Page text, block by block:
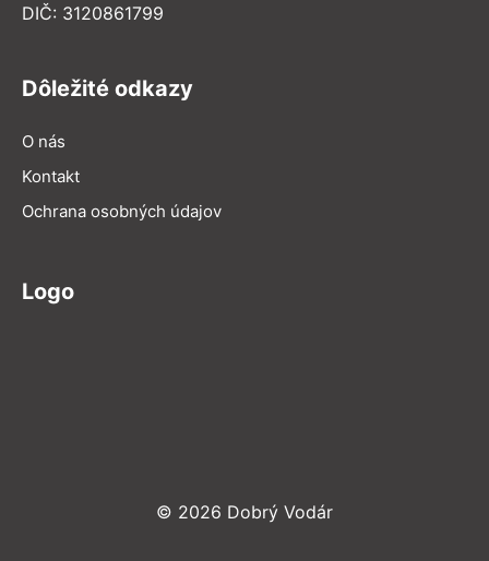
DIČ: 3120861799
Dôležité odkazy
O nás
Kontakt
Ochrana osobných údajov
Logo
© 2026 Dobrý Vodár